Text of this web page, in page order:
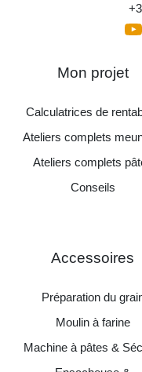
Mon projet
Calculatrices de
Ateliers complets
Ateliers complets
Conseils
Accessoires
Préparation du
Moulin à farine
Machine à pâtes &